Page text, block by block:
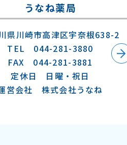
うなね薬局
県川崎市高津区宇奈根638-2
TEL 044-281-3880
FAX 044-281-3881
定休日 日曜・祝日
営会社 株式会社うなね